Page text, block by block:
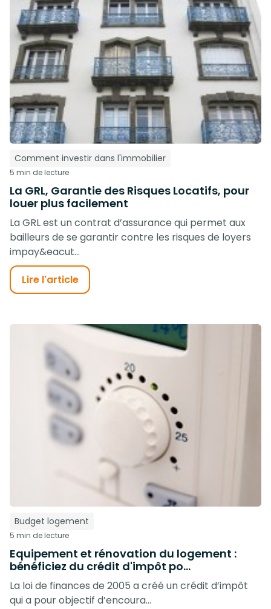
Comment investir dans l'immobilier
5 min de lecture
La GRL, Garantie des Risques Locatifs, pour
louer plus facilement
La GRL est un contrat d’assurance qui permet aux
bailleurs de se garantir contre les risques de loyers
impay&eacut...
Lire l'article
Budget logement
5 min de lecture
Equipement et rénovation du logement :
bénéficiez du crédit d'impôt po...
La loi de finances de 2005 a créé un crédit d’impôt
qui a pour objectif d’encoura...